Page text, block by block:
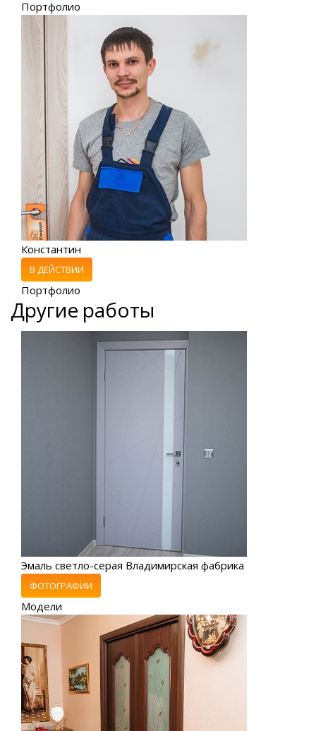
Портфолио
Константин
В ДЕЙСТВИИ
Портфолио
Другие работы
Эмаль светло-серая Владимирская фабрика
ФОТОГРАФИИ
Модели